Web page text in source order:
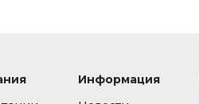
Информация